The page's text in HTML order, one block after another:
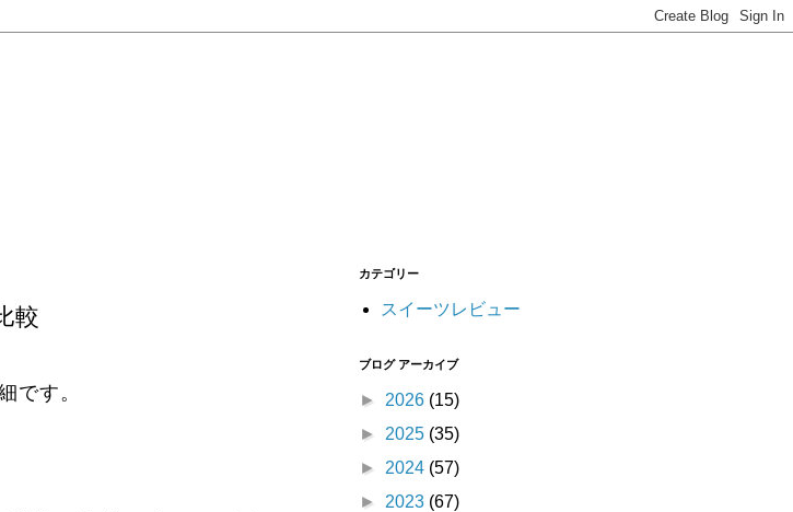
較
です。
カテゴリー
スイーツレビュー
ブログ アーカイブ
► 2026 (15)
► 2025 (35)
► 2024 (57)
► 2023 (67)